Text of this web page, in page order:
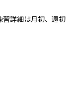
詳細は月初、週初